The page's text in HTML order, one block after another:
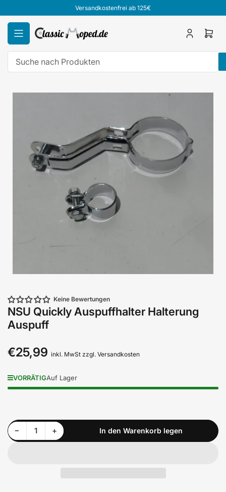
Inhalt
springen
Versandkostenfrei ab 125€
Produkten
Anmelden
Zu
Keine Bewertungen
NSU Quickly Auspuffhalter Halterung
Auspuff
Normaler
€25,99 inkl. MwSt zzgl. Versandkosten
VORRÄTIGAuf Lager
−Menge reduzieren für NSU Quickly Auspuffhalter Halterung Auspuff
Anzahl +Menge erhöhen für NSU Quickly Auspuffhalter Halterung Auspuff In den Warenkorb legen